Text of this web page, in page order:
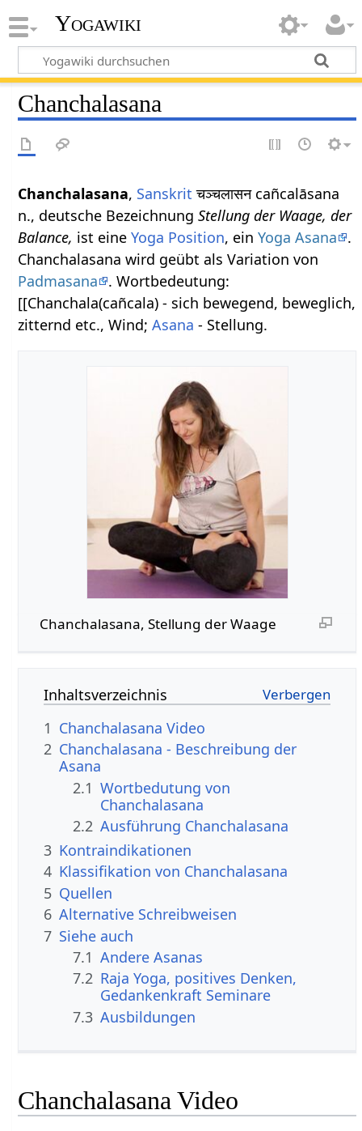
Yogawiki
Chanchalasana
Chanchalasana, Sanskrit चञ्चलासन cañcalāsana
n., deutsche BezeichnungStellung der Waage, der
Balance, ist eineYoga Position, einYoga Asana
.
Chanchalasana wird geübt als Variation von
Padmasana
. Wortbedeutung:
[[Chanchala(cañcala) - sich bewegend, beweglich,
zitternd etc., Wind;Asana - Stellung.
Chanchalasana, Stellung der Waage
Inhaltsverzeichnis
1 Chanchalasana Video
2 Chanchalasana - Beschreibung der
Asana
2.1 Wortbedutung von
Chanchalasana
2.2 Ausführung Chanchalasana
3 Kontraindikationen
4 Klassifikation von Chanchalasana
5 Quellen
6 Alternative Schreibweisen
7 Siehe auch
7.1 Andere Asanas
7.2 Raja Yoga, positives Denken,
Gedankenkraft Seminare
7.3 Ausbildungen
Chanchalasana Video